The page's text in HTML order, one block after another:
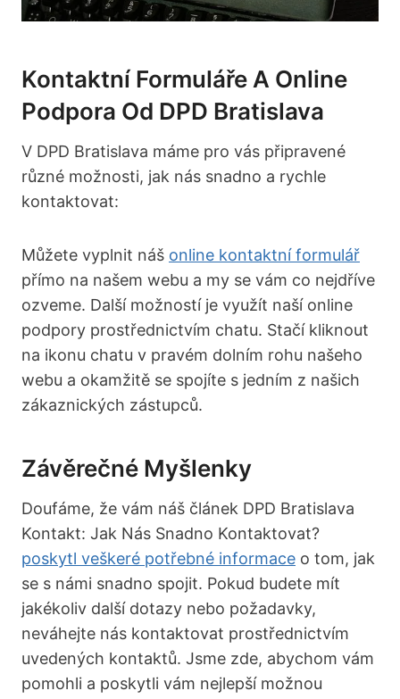
Kontaktní Formuláře A Online
Podpora Od DPD Bratislava
V DPD Bratislava máme pro vás připravené
různé možnosti, jak nás snadno a rychle
kontaktovat:
Můžete vyplnit náš online kontaktní formulář
přímo na našem webu a my se vám co nejdříve
ozveme. Další možností je využít naší online
podpory prostřednictvím chatu. Stačí kliknout
na ikonu chatu v pravém dolním rohu našeho
webu a okamžitě se spojíte s jedním z našich
zákaznických zástupců.
Závěrečné Myšlenky
Doufáme, že vám náš článek DPD Bratislava
Kontakt: Jak Nás Snadno Kontaktovat?
poskytl veškeré potřebné informace o tom, jak
se s námi snadno spojit. Pokud budete mít
jakékoliv další dotazy nebo požadavky,
neváhejte nás kontaktovat prostřednictvím
uvedených kontaktů. Jsme zde, abychom vám
pomohli a poskytli vám nejlepší možnou